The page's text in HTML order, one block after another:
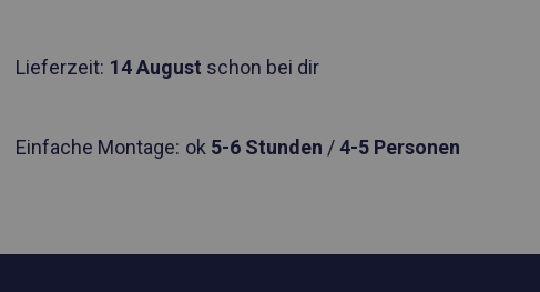
Lieferzeit: 14 August schon bei dir
Einfache Montage: ok 5-6 Stunden /4-5 Personen